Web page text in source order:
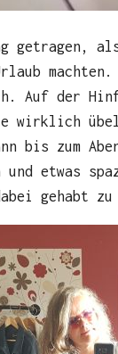
getragen,
machten.
Auf der
wirklich
zum
und etwas
gehabt zu